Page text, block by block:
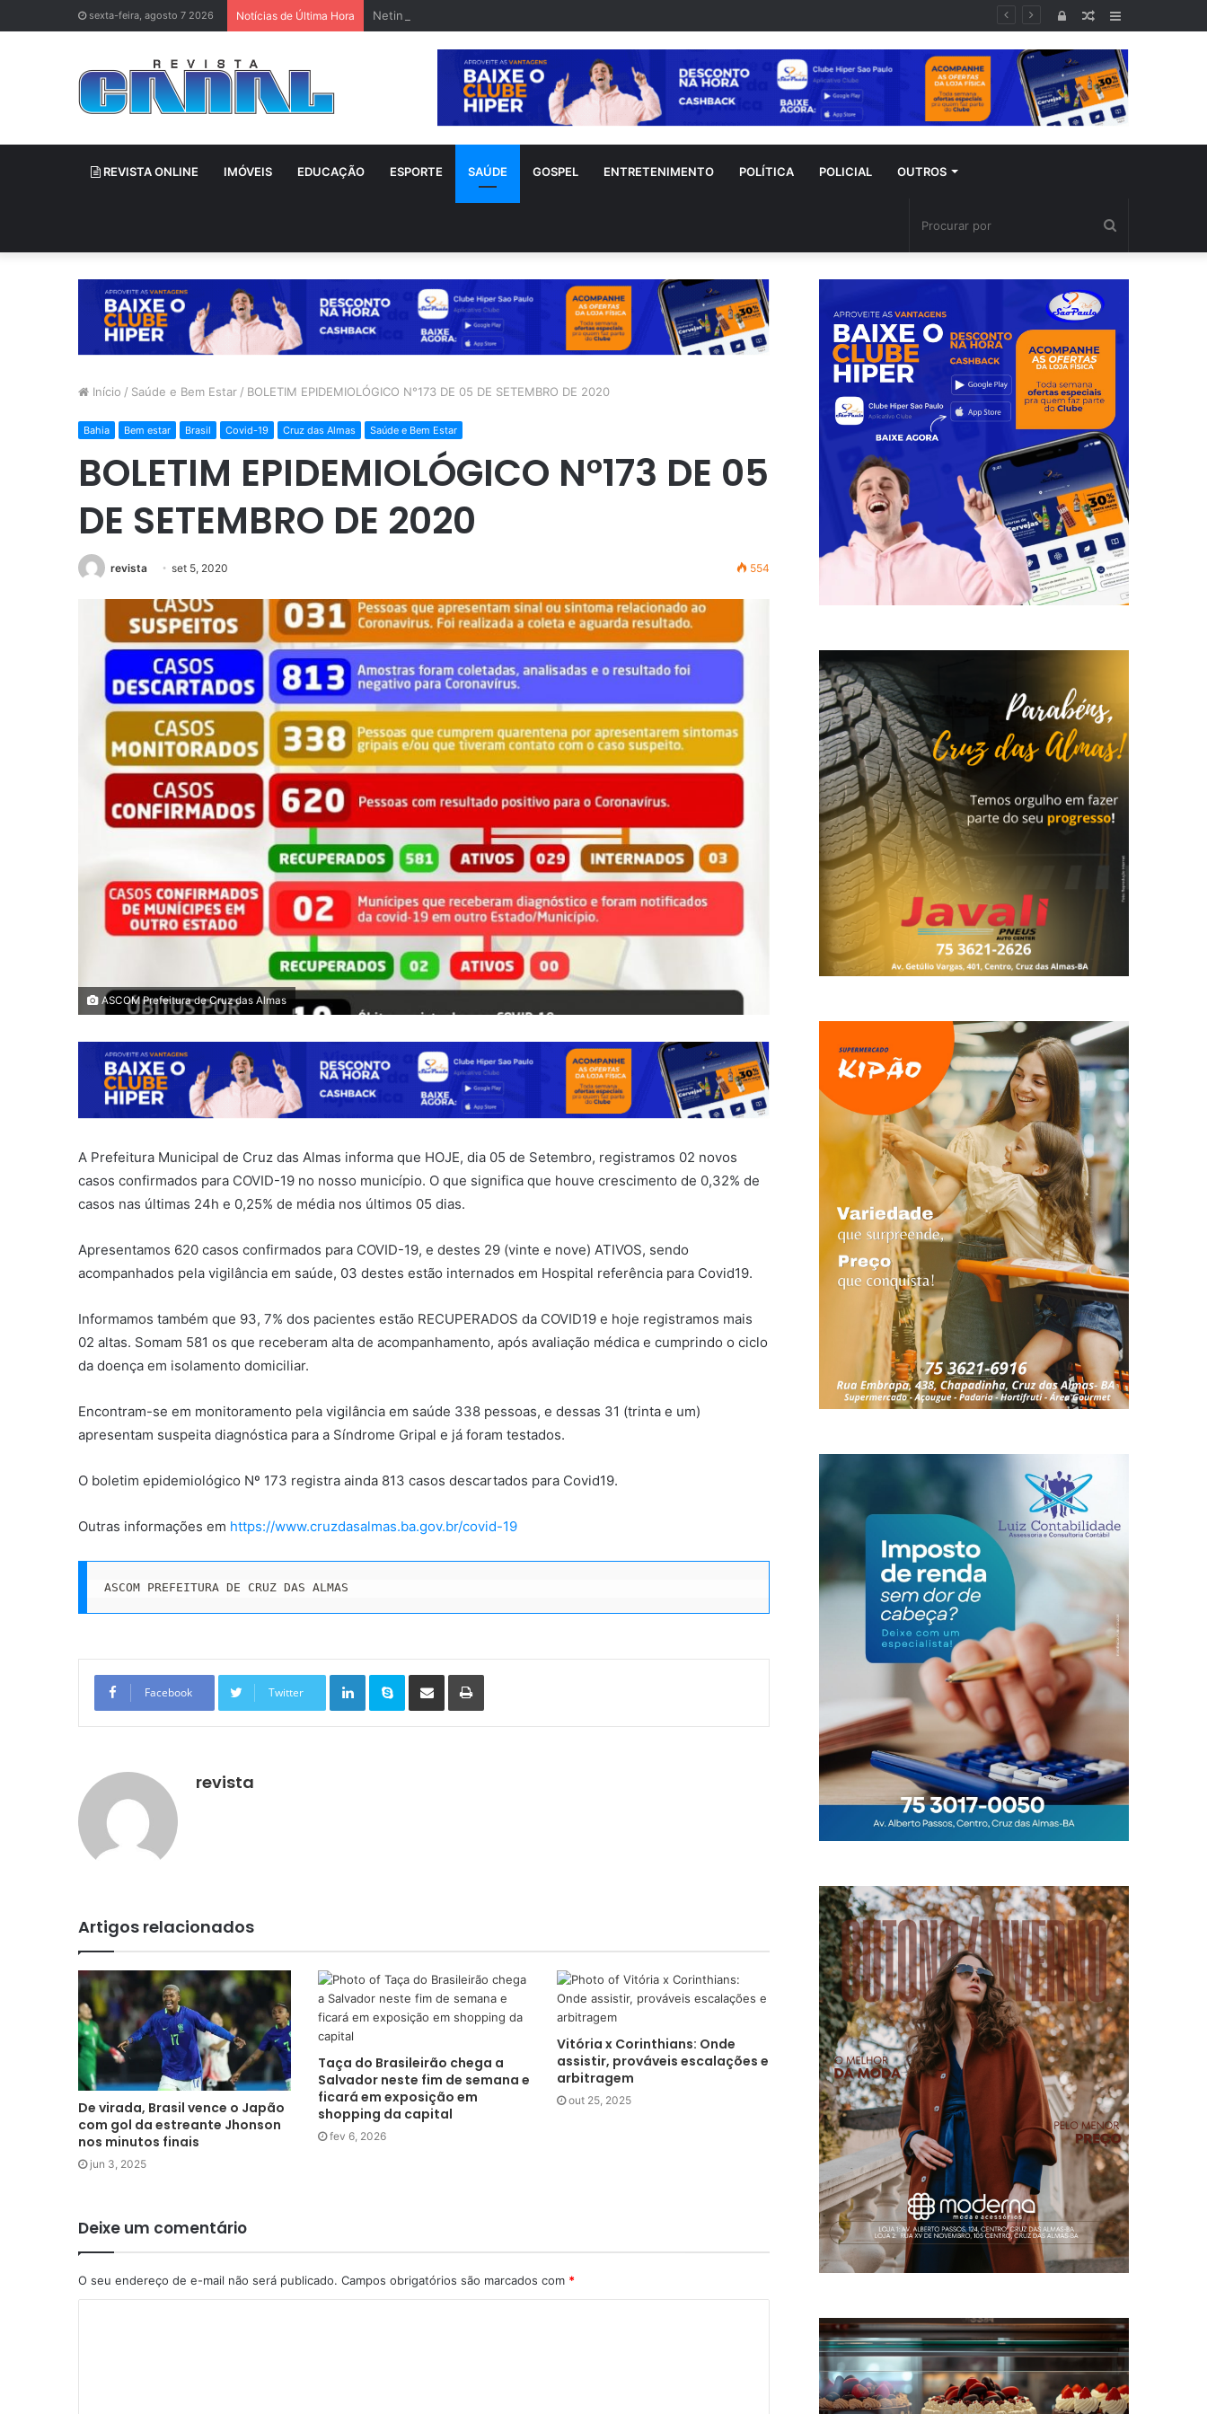
sexta-feira, agosto 7 2026 Notícias de Última Hora Netinho sofre acidente doméstico durante tratamento de novo câncer
Lateral
Artigo
aleatório
Entrar
REVISTA ONLINE IMÓVEIS EDUCAÇÃO ESPORTE SAÚDE GOSPEL ENTRETENIMENTO POLÍTICA POLICIAL OUTROS
por
Início / Saúde e Bem Estar / BOLETIM EPIDEMIOLÓGICO N°173 DE 05 DE SETEMBRO DE 2020
Bahia Bem estar Brasil Covid-19 Cruz das Almas Saúde e Bem Estar
BOLETIM EPIDEMIOLÓGICO N°173 DE 05
DE SETEMBRO DE 2020
revista set 5, 2020 554
ASCOM Prefeitura de Cruz das Almas
A Prefeitura Municipal de Cruz das Almas informa que HOJE, dia 05 de Setembro, registramos 02 novos
casos confirmados para COVID-19 no nosso município. O que significa que houve crescimento de 0,32% de
casos nas últimas 24h e 0,25% de média nos últimos 05 dias.
Apresentamos 620 casos confirmados para COVID-19, e destes 29 (vinte e nove) ATIVOS, sendo
acompanhados pela vigilância em saúde, 03 destes estão internados em Hospital referência para Covid19.
Informamos também que 93, 7% dos pacientes estão RECUPERADOS da COVID19 e hoje registramos mais
02 altas. Somam 581 os que receberam alta de acompanhamento, após avaliação médica e cumprindo o ciclo
da doença em isolamento domiciliar.
Encontram-se em monitoramento pela vigilância em saúde 338 pessoas, e dessas 31 (trinta e um)
apresentam suspeita diagnóstica para a Síndrome Gripal e já foram testados.
O boletim epidemiológico Nº 173 registra ainda 813 casos descartados para Covid19.
Outras informações em https://www.cruzdasalmas.ba.gov.br/covid-19
ASCOM PREFEITURA DE CRUZ DAS ALMAS
Facebook Twitter
Linkedin Skype
revista
Artigos relacionados
De virada, Brasil vence o Japão
com gol da estreante Jhonson
nos minutos finais
jun 3, 2025
Taça do Brasileirão chega a
Salvador neste fim de semana e
ficará em exposição em
shopping da capital
fev 6, 2026
Vitória x Corinthians: Onde
assistir, prováveis escalações e
arbitragem
out 25, 2025
Deixe um comentário
O seu endereço de e-mail não será publicado. Campos obrigatórios são marcados com *